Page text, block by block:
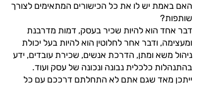
האם באמת יש לו את כל הכישורים המתאימים לצורך
שותפות?
דבר אחד הוא להיות שכיר בעסק, דמות מדרבנת
ומעצימה, ודבר אחר לחלוטין הוא להיות בעל יכולת
ניהול משא ומתן, הדרכת אנשים, שכירת עובדים, ידע
בהתנהלות כלכלית נבונה ונכונה של עסק ועוד.
ייתכן מאד שגם אתם לא התחלתם דרככם עם כל